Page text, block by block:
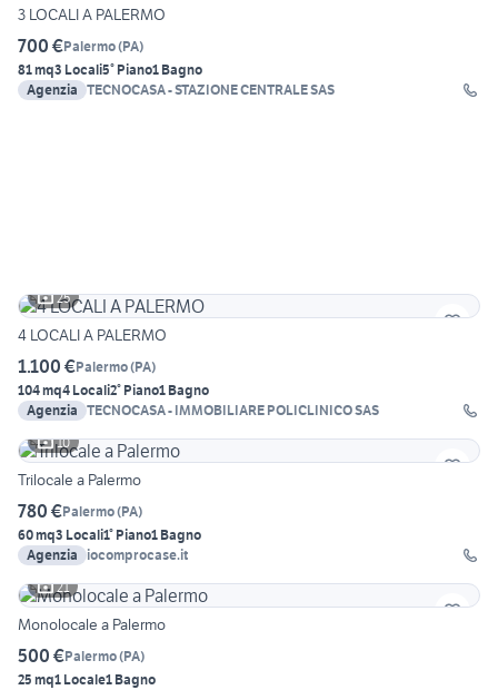
3 LOCALI A PALERMO
700 €Palermo(PA)
81 mq3 Locali5° Piano1 Bagno
Agenzia TECNOCASA - STAZIONE CENTRALE SAS
25
4 LOCALI A PALERMO
1.100 €Palermo(PA)
104 mq4 Locali2° Piano1 Bagno
Agenzia
TECNOCASA - IMMOBILIARE POLICLINICO SAS
10
Trilocale a Palermo
780 €Palermo(PA)
60 mq3 Locali1° Piano1 Bagno
Agenzia
iocomprocase.it
21
Monolocale a Palermo
500 €Palermo(PA)
25 mq1 Locale1 Bagno